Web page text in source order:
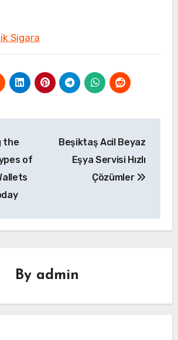
Sigara
the
of
Beşiktaş Acil Beyaz
Eşya Servisi Hızlı
Çözümler
By admin